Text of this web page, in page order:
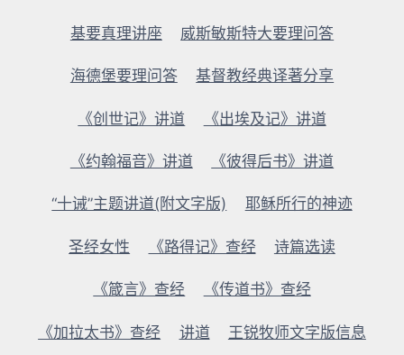
基要真理讲座 威斯敏斯特大要理问答
海德堡要理问答 基督教经典译著分享
《创世记》讲道 《出埃及记》讲道
《约翰福音》讲道 《彼得后书》讲道
“十诫”主题讲道(附文字版) 耶稣所行的神迹
圣经女性 《路得记》查经 诗篇选读
《箴言》查经 《传道书》查经
《加拉太书》查经 讲道 王锐牧师文字版信息